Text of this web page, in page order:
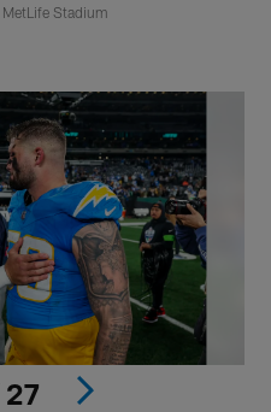
Stadium